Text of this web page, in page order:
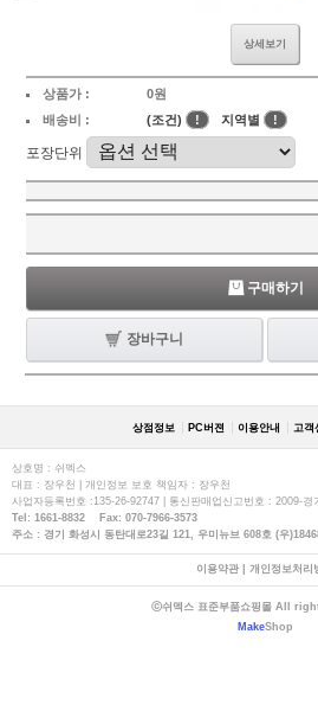
상세보기
상품가 :
0원
배송비 :
(조건) ! 지역별 !
포장단위
구매하기
장바구니
상점정보 PC버젼 이용안내 고객
상호명 : 쉬멕스
대표 : 장우천 | 개인정보 보호 책임자 : 장우천
사업자등록번호 :135-26-92747 | 통신판매업신고번호 : 2009-경
Tel: 1661-8832 Fax: 070-7966-3573
주소 : 경기 화성시 동탄대로23길 121, 우미뉴브 608호 (우
이용약관| 개인정보처리
ⓒ쉬멕스 표준부품쇼핑몰 All
MakeShop